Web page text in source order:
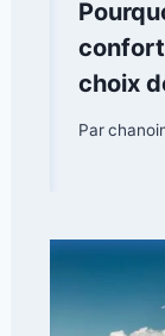
choix
Par